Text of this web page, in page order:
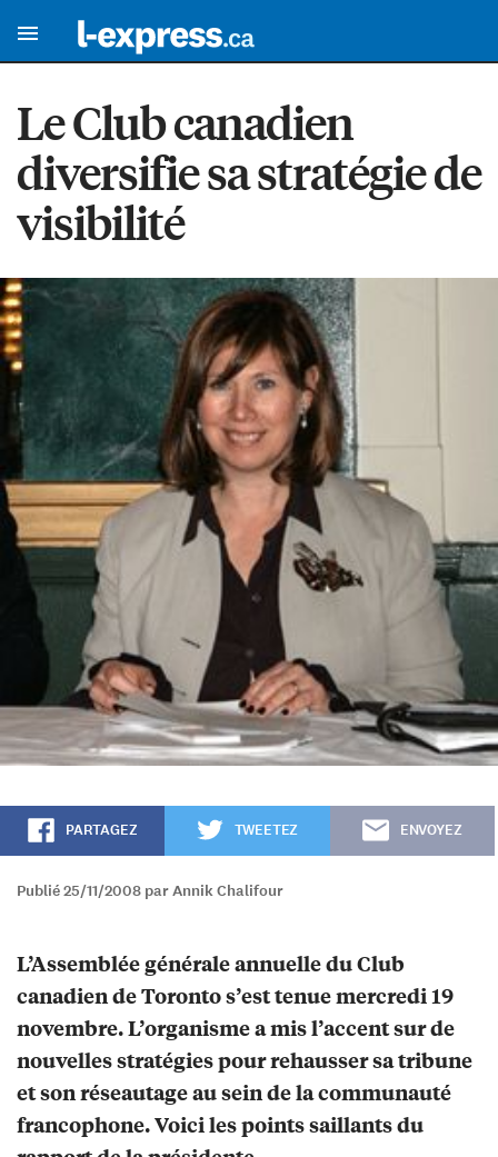
Le Club canadien
diversifie sa stratégie de
visibilité
PARTAGEZ TWEETEZ ENVOYEZ
Publié 25/11/2008 par Annik Chalifour
L’Assemblée générale annuelle du Club
canadien de Toronto s’est tenue mercredi 19
novembre. L’organisme a mis l’accent sur de
nouvelles stratégies pour rehausser sa tribune
et son réseautage au sein de la communauté
francophone. Voici les points saillants du